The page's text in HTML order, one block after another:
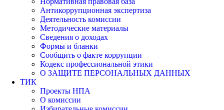
Антикоррупционная экспертиза
Деятельность комиссии
Методические материалы
Сведения о доходах
Формы и бланки
Сообщить о факте коррупции
Кодекс профессиональной этики
О ЗАЩИТЕ ПЕРСОНАЛЬНЫХ ДАННЫХ
ТИК
Проекты НПА
О комиссии